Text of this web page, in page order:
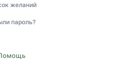
желаний
пароль?